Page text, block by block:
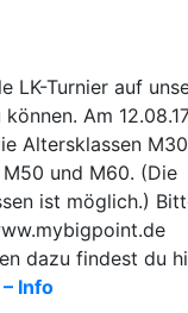
LK-Turnier auf
Am
Altersklassen
und M60. (Die
ist möglich.)
dazu findest du
Info